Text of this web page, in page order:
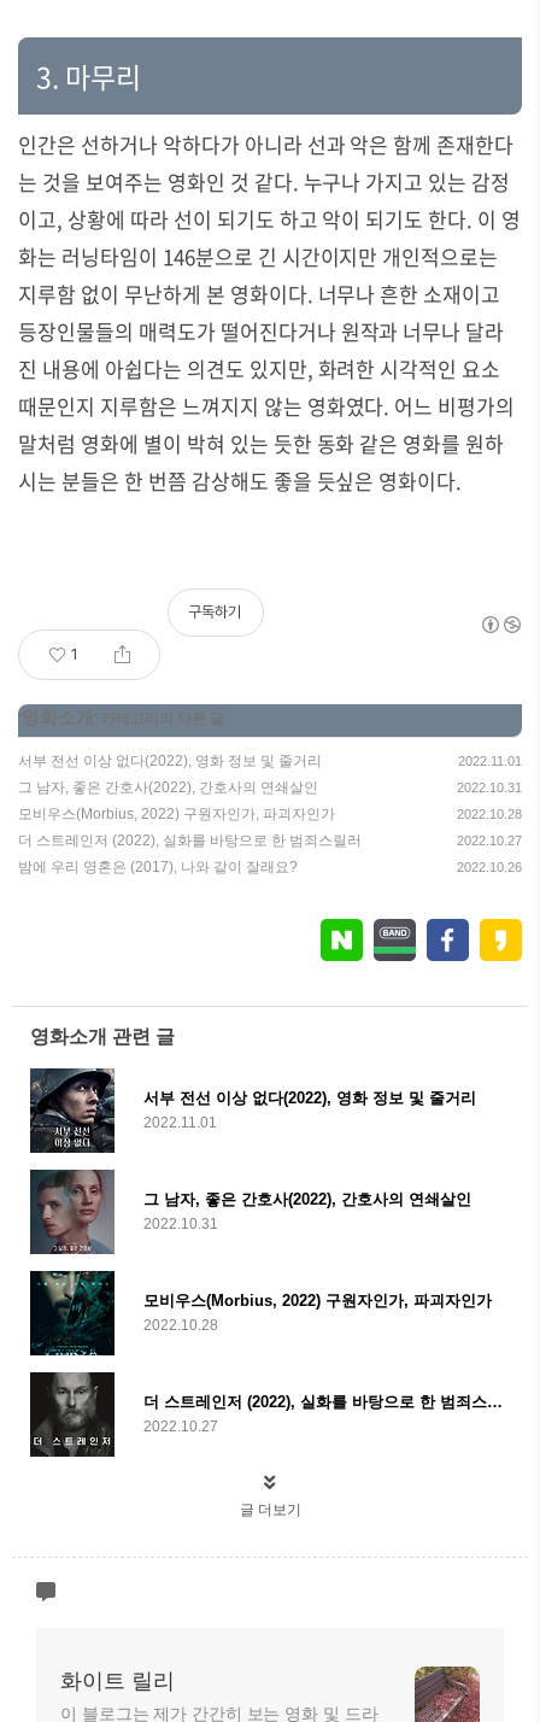
3. 마무리
인간은 선하거나 악하다가 아니라 선과 악은 함께 존재한다
는 것을 보여주는 영화인 것 같다. 누구나 가지고 있는 감정
이고, 상황에 따라 선이 되기도 하고 악이 되기도 한다. 이 영
화는 러닝타임이 146분으로 긴 시간이지만 개인적으로는
지루함 없이 무난하게 본 영화이다. 너무나 흔한 소재이고
등장인물들의 매력도가 떨어진다거나 원작과 너무나 달라
진 내용에 아쉽다는 의견도 있지만, 화려한 시각적인 요소
때문인지 지루함은 느껴지지 않는 영화였다. 어느 비평가의
말처럼 영화에 별이 박혀 있는 듯한 동화 같은 영화를 원하
시는 분들은 한 번쯤 감상해도 좋을 듯싶은 영화이다.
1
구독하기
' 영화소개 ' 카테고리의 다른 글
서부 전선 이상 없다(2022), 영화 정보 및 줄거리 2022.11.01
그 남자, 좋은 간호사(2022), 간호사의 연쇄살인 2022.10.31
모비우스(Morbius, 2022) 구원자인가, 파괴자인가 2022.10.28
더 스트레인저 (2022), 실화를 바탕으로 한 범죄스릴러 2022.10.27
밤에 우리 영혼은 (2017), 나와 같이 잘래요? 2022.10.26
영화소개 관련 글
서부 전선 이상 없다(2022), 영화 정보 및 줄거리
2022.11.01
그 남자, 좋은 간호사(2022), 간호사의 연쇄살인
2022.10.31
모비우스(Morbius, 2022) 구원자인가, 파괴자인가
2022.10.28
더 스트레인저 (2022), 실화를 바탕으로 한 범죄스릴러
2022.10.27
글 더보기
화이트 릴리
이 블로그는 제가 간간히 보는 영화 및 드라